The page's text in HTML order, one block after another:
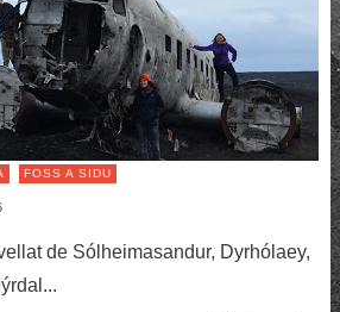
FOSS A SIDU
de Sólheimasandur, Dyrhólaey,